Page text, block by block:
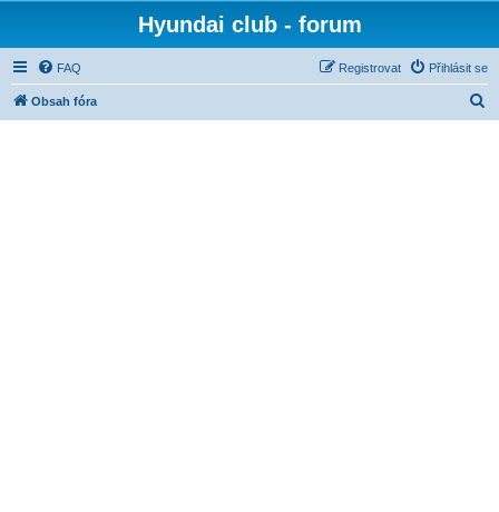
Hyundai club - forum
FAQ Přihlásit se
Registrovat
Obsah fóra